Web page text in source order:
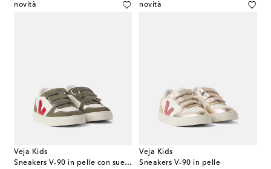
novità
Veja Kids
Sneakers V-90 in pelle con suede
novità
Veja Kids
Sneakers V-90 in pelle